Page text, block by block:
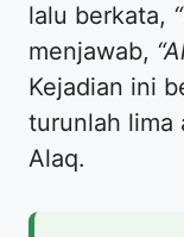
lalu berkata,
menjawab,
Kejadian ini
turunlah lima
Alaq.